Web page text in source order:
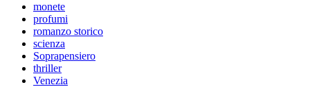
monete
profumi
romanzo storico
scienza
Soprapensiero
thriller
Venezia